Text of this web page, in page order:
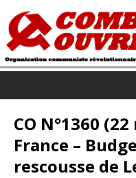
CO N°1360
France –
rescousse de